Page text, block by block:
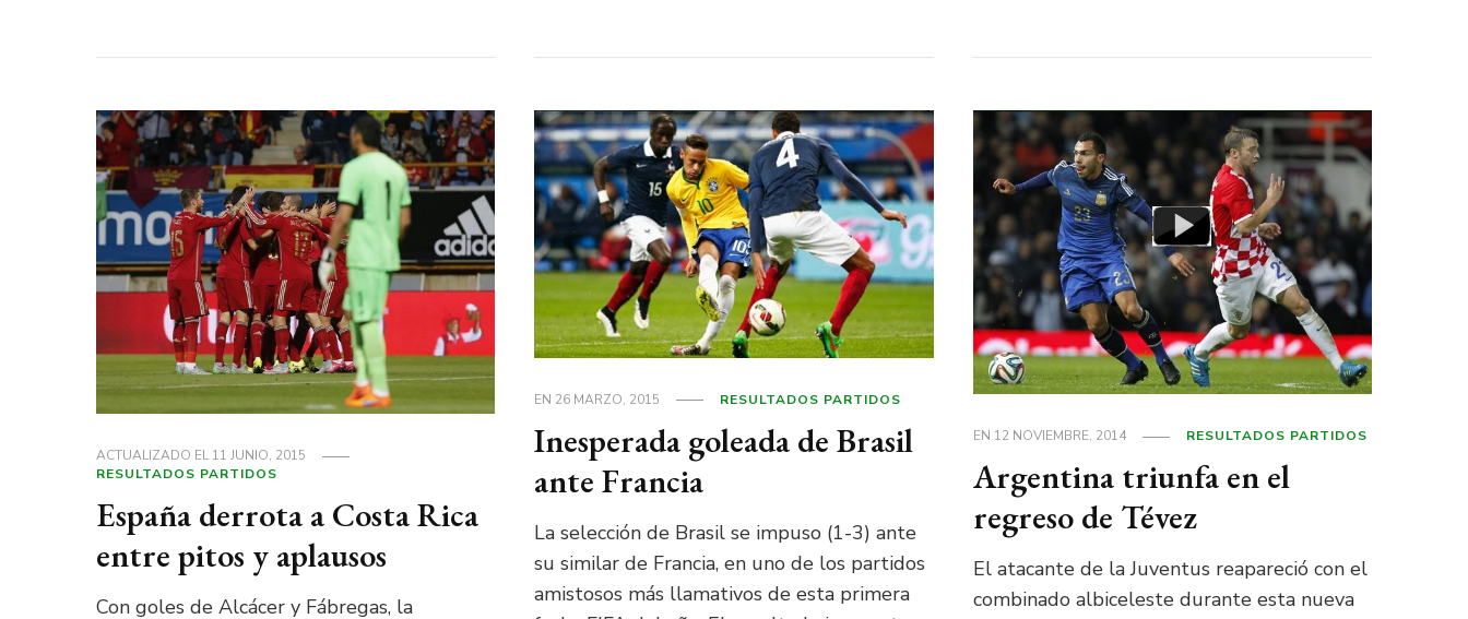
ACTUALIZADO EL11 JUNIO, 2015
RESULTADOS PARTIDOS
España derrota a Costa Rica
entre pitos y aplausos
Con goles de Alcácer y Fábregas, la
EN 26 MARZO, 2015 RESULTADOS PARTIDOS
Inesperada goleada de Brasil
ante Francia
La selección de Brasil se impuso (1-3) ante
su similar de Francia, en uno de los partidos
amistosos más llamativos de esta primera
EN 12 NOVIEMBRE, 2014 RESULTADOS PARTIDOS
Argentina triunfa en el
regreso de Tévez
El atacante de la Juventus reapareció con el
combinado albiceleste durante esta nueva